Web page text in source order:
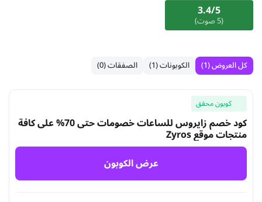
3.4/5
(5 صوت)
كل العروض (1) الكوبونات (1) الصفقات (0)
كوبون محقق
كود خصم زايروس للساعات خصومات حتى 70% على كافة
منتجات موقع Zyros
عرض الكوبون